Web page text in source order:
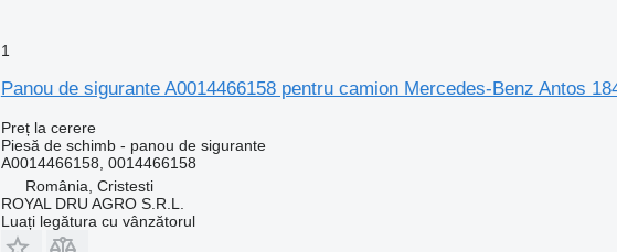
1
Panou de sigurante A0014466158 pentru camion Mercedes-Benz Antos
Preț la cerere
Piesă de schimb - panou de sigurante
A0014466158, 0014466158
România, Cristesti
ROYAL DRU AGRO S.R.L.
Luați legătura cu vânzătorul